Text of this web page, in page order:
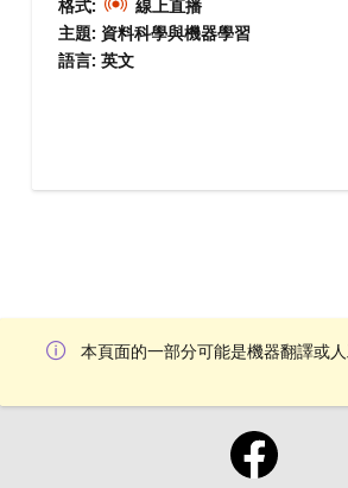
格式:
線上直播
主題: 資料科學與機器學習
語言: 英文
本頁面的一部分可能是機器翻譯或